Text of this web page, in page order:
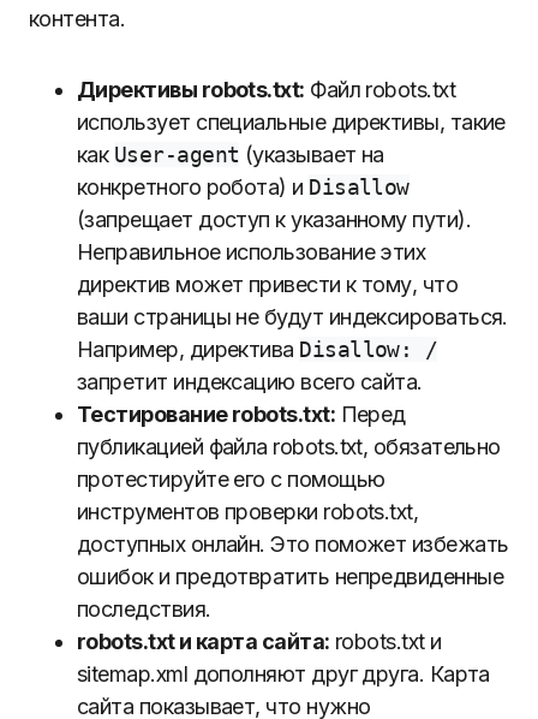
контента.
Директивы robots.txt: Файл robots.txt
использует специальные директивы, такие
как User-agent (указывает на
конкретного робота) и Disallow
(запрещает доступ к указанному пути).
Неправильное использование этих
директив может привести к тому, что
ваши страницы не будут индексироваться.
Например, директива Disallow: /
запретит индексацию всего сайта.
Тестирование robots.txt: Перед
публикацией файла robots.txt, обязательно
протестируйте его с помощью
инструментов проверки robots.txt,
доступных онлайн. Это поможет избежать
ошибок и предотвратить непредвиденные
последствия.
robots.txt и карта сайта: robots.txt и
sitemap.xml дополняют друг друга. Карта
сайта показывает, что нужно